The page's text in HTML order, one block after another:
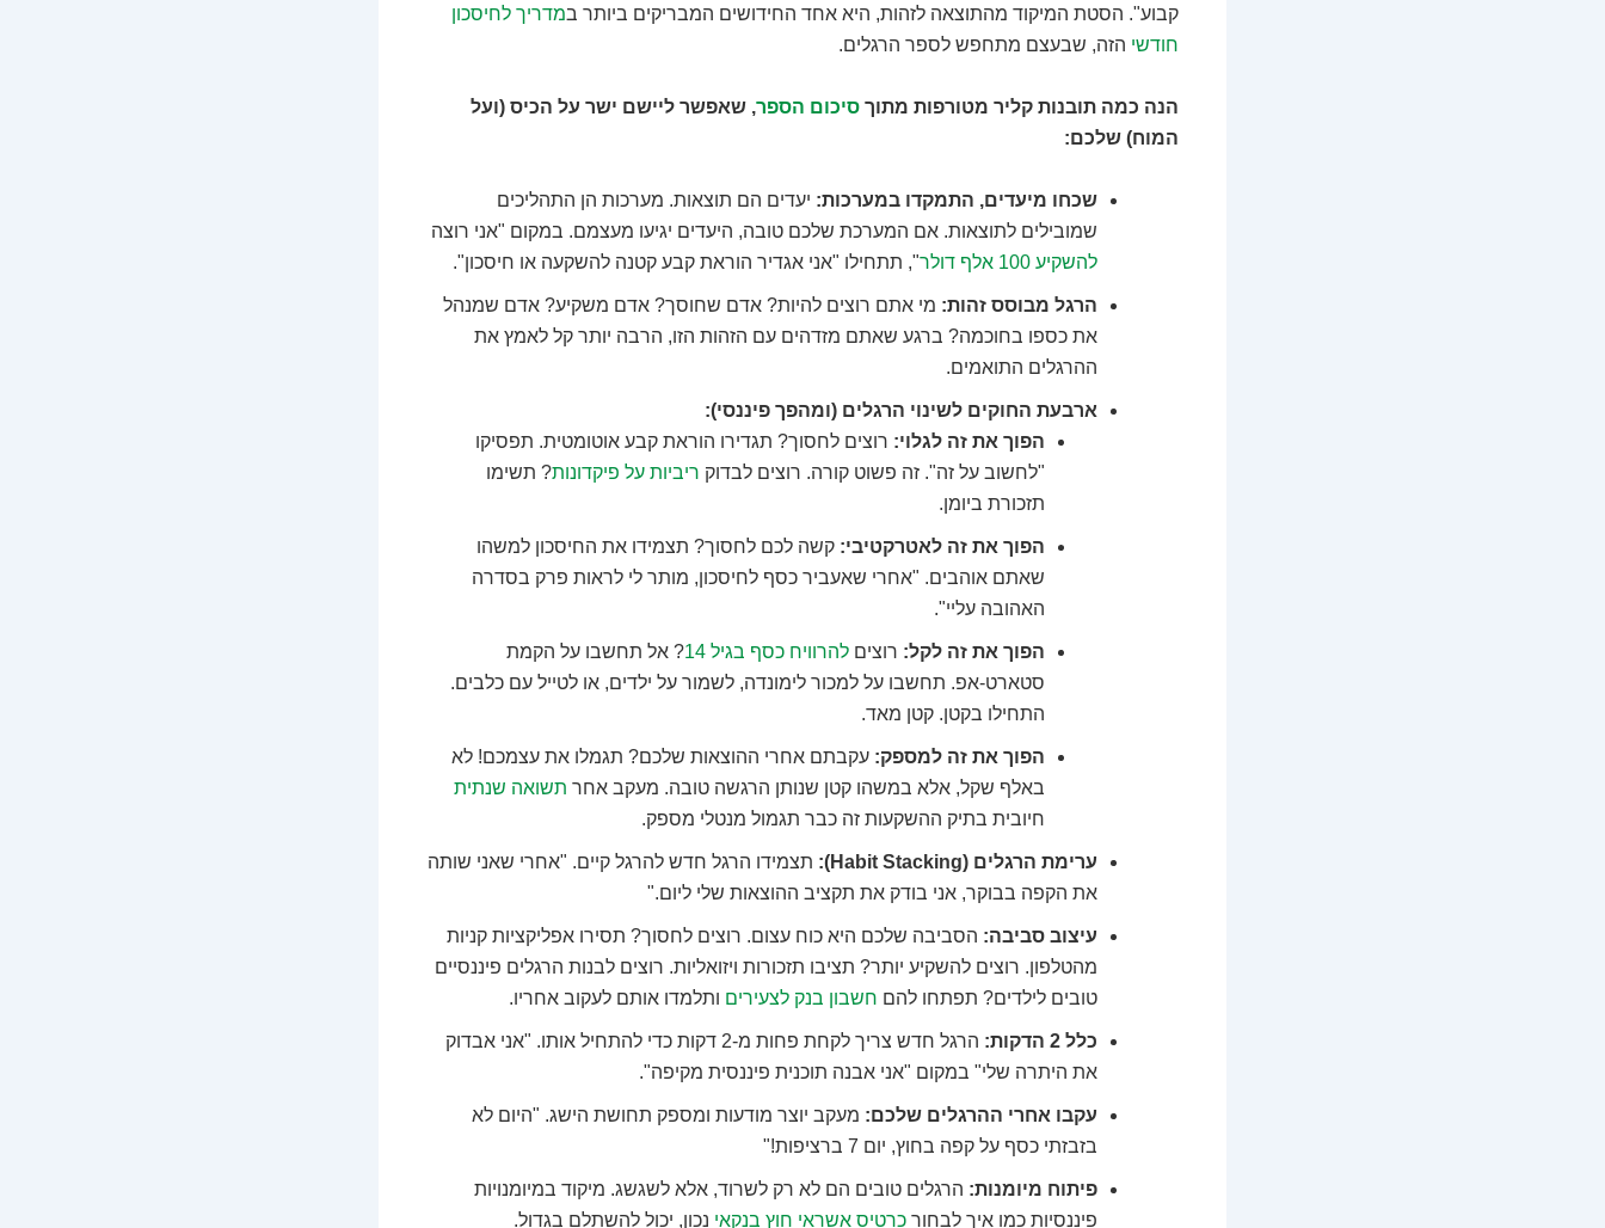
קבוע". הסטת המיקוד מהתוצאה לזהות, היא אחד החידושים המבריקים ביותר במדריך לחיסכון
חודשי הזה, שבעצם מתחפש לספר הרגלים.
הנה כמה תובנות קליר מטורפות מתוך סיכום הספר, שאפשר ליישם ישר על הכיס (ועל
המוח) שלכם:
שכחו מיעדים, התמקדו במערכות: יעדים הם תוצאות. מערכות הן התהליכים
שמובילים לתוצאות. אם המערכת שלכם טובה, היעדים יגיעו מעצמם. במקום "אני רוצה
להשקיע 100 אלף דולר
", תתחילו "אני אגדיר הוראת קבע קטנה להשקעה או חיסכון".
הרגל מבוסס זהות: מי אתם רוצים להיות? אדם שחוסך? אדם משקיע? אדם שמנהל
את כספו בחוכמה? ברגע שאתם מזדהים עם הזהות הזו, הרבה יותר קל לאמץ את
ההרגלים התואמים.
ארבעת החוקים לשינוי הרגלים (ומהפך פיננסי):
הפוך את זה לגלוי: רוצים לחסוך? תגדירו הוראת קבע אוטומטית. תפסיקו
"לחשוב על זה". זה פשוט קורה. רוצים לבדוק ריביות על פיקדונות? תשימו
תזכורת ביומן.
הפוך את זה לאטרקטיבי: קשה לכם לחסוך? תצמידו את החיסכון למשהו
שאתם אוהבים. "אחרי שאעביר כסף לחיסכון, מותר לי לראות פרק בסדרה
האהובה עליי".
הפוך את זה לקל: רוצים להרוויח כסף בגיל 14
? אל תחשבו על הקמת
סטארט-אפ. תחשבו על למכור לימונדה, לשמור על ילדים, או לטייל עם כלבים.
התחילו בקטן. קטן מאד.
הפוך את זה למספק: עקבתם אחרי ההוצאות שלכם? תגמלו את עצמכם! לא
באלף שקל, אלא במשהו קטן שנותן הרגשה טובה. מעקב אחר תשואה שנתית
חיובית בתיק ההשקעות זה כבר תגמול מנטלי מספק.
ערימת הרגלים (Habit Stacking):
תצמידו הרגל חדש להרגל קיים. "אחרי שאני שותה
את הקפה בבוקר, אני בודק את תקציב ההוצאות שלי ליום."
עיצוב סביבה: הסביבה שלכם היא כוח עצום. רוצים לחסוך? תסירו אפליקציות קניות
מהטלפון. רוצים להשקיע יותר? תציבו תזכורות ויזואליות. רוצים לבנות הרגלים פיננסיים
טובים לילדים? תפתחו להם חשבון בנק לצעירים ותלמדו אותם לעקוב אחריו.
כלל 2 הדקות:
הרגל חדש צריך לקחת פחות מ-2 דקות כדי להתחיל אותו. "אני אבדוק
את היתרה שלי" במקום "אני אבנה תוכנית פיננסית מקיפה".
עקבו אחרי ההרגלים שלכם: מעקב יוצר מודעות ומספק תחושת הישג. "היום לא
בזבזתי כסף על קפה בחוץ, יום 7 ברציפות!"
פיתוח מיומנות: הרגלים טובים הם לא רק לשרוד, אלא לשגשג. מיקוד במיומנויות
פיננסיות כמו איך לבחור כרטיס אשראי חוץ בנקאי נכון, יכול להשתלם בגדול.